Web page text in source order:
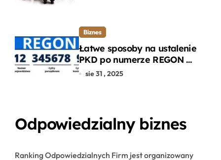
Biznes
Łatwe sposoby na ustalenie
PKD po numerze REGON w
kilku prostych krokach
sie 31 , 2025
Odpowiedzialny biznes
Ranking Odpowiedzialnych Firm jest organizowany